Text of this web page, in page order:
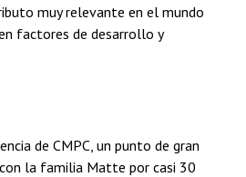
muy relevante en el mundo
factores de desarrollo y
de CMPC, un punto de gran
la familia Matte por casi 30